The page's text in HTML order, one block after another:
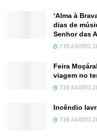
‘Alma à
dias de
Senhor das
7 DE AGOSTO,
Feira
viagem no
7 DE AGOSTO,
Incêndio
7 DE AGOSTO,